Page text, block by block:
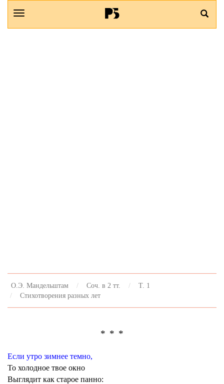
О.Э. Мандельштам Соч. в 2 тт.
Т. 1
Стихотворения разных лет
* * *
Если утро зимнее темно,
То холодное твое окно
Выглядит как старое панно: